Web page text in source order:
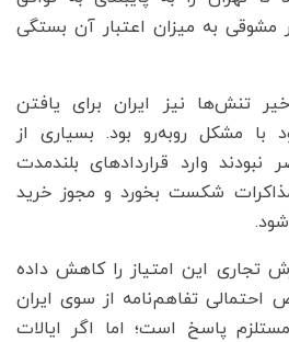
مشوقی به میزان اعتبار آن بستگی
تنش‌ها نیز ایران برای یافتن
با مشکل روبه‌رو بود. بسیاری از
وارد قراردادهای بلندمدت
مذاکرات شکست بخورد و مجوز خرید
تجاری این امتیاز را کاهش داده
احتمالی تفاهم‌نامه از سوی ایران
پاسخ است؛ اما اگر ایالات